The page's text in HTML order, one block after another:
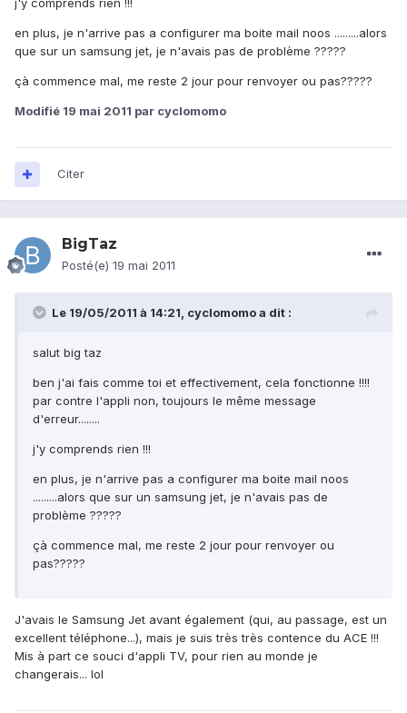
j'y comprends rien !!!
en plus, je n'arrive pas a configurer ma boite mail noos .........alors
que sur un samsung jet, je n'avais pas de problème ?????
çà commence mal, me reste 2 jour pour renvoyer ou pas?????
Modifié 19 mai 2011 par cyclomomo
Citer
BigTaz
Posté(e) 19 mai 2011
Le 19/05/2011 à 14:21, cyclomomo a dit :
salut big taz
ben j'ai fais comme toi et effectivement, cela fonctionne !!!!
par contre l'appli non, toujours le même message
d'erreur........
j'y comprends rien !!!
en plus, je n'arrive pas a configurer ma boite mail noos
.........alors que sur un samsung jet, je n'avais pas de
problème ?????
çà commence mal, me reste 2 jour pour renvoyer ou
pas?????
J'avais le Samsung Jet avant également (qui, au passage, est un
excellent téléphone...), mais je suis très très contence du ACE !!!
Mis à part ce souci d'appli TV, pour rien au monde je
changerais... lol